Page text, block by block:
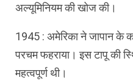
अल्यूमिनियम की खोज की।
1945 : अमेरिका ने जापान के
परचम फहराया। इस टापू की
महत्वपूर्ण थी।